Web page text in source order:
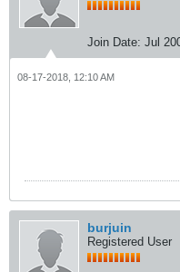
Join Date: Jul
08-17-2018, 12:10 AM
burjuin
Registered User